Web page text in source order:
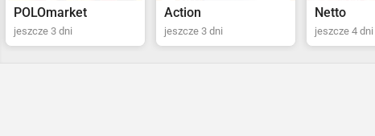
Action
jeszcze 3 dni
Netto
jeszcze 4 dni Ostatni dzień!